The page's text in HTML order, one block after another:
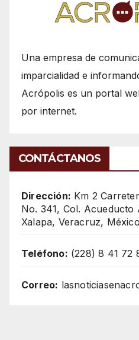
Una empresa de
imparcialidad e
Acrópolis es un portal
por internet.
CONTÁCTANOS
Dirección: Km 2
No. 341, Col. Acueducto
Xalapa, Veracruz, México
Teléfono: (228) 8 41 72
Correo: